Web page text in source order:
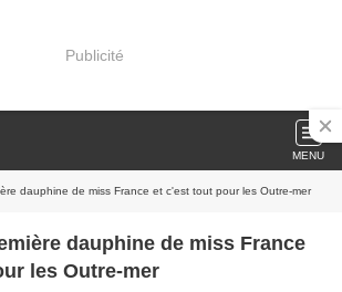
Publicité
MENU
dauphine de miss France et c'est tout pour les Outre-mer
dauphine de miss France
les Outre-mer